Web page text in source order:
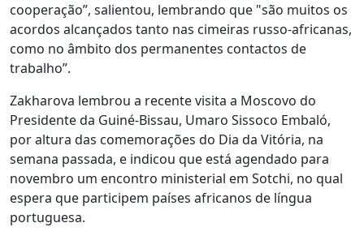
cooperação”, salientou, lembrando que "são muitos os
acordos alcançados tanto nas cimeiras russo-africanas,
como no âmbito dos permanentes contactos de
trabalho”.
Zakharova lembrou a recente visita a Moscovo do
Presidente da Guiné-Bissau, Umaro Sissoco Embaló,
por altura das comemorações do Dia da Vitória, na
semana passada, e indicou que está agendado para
novembro um encontro ministerial em Sotchi, no qual
espera que participem países africanos de língua
portuguesa.